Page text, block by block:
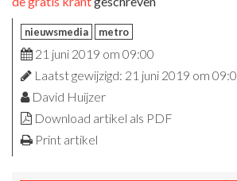
nieuwsmedia metro
21 juni 2019 om 09:00
Laatst gewijzigd: 21 juni 2019 om
David Huijzer
Download artikel als PDF
Print artikel